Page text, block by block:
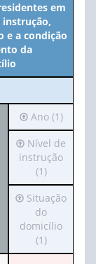
em
e a condição
da
Irá
para
o
cabeçalho
(possui
apenas
1
valor):
Ano
(1)
Ano (1)
Irá
para
cabeçalho
(possui
apenas
1
valor):
Nível de
instrução
(1)
Irá
para
cabeçalho
(possui
Situação
do
domicílio
(1)